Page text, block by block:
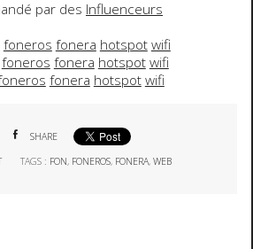
par des Influenceurs
foneros fonera hotspotwifi
foneros fonera hotspotwifi
fonera hotspotwifi
SHARE
TAGS : FON, FONEROS, FONERA,WEB